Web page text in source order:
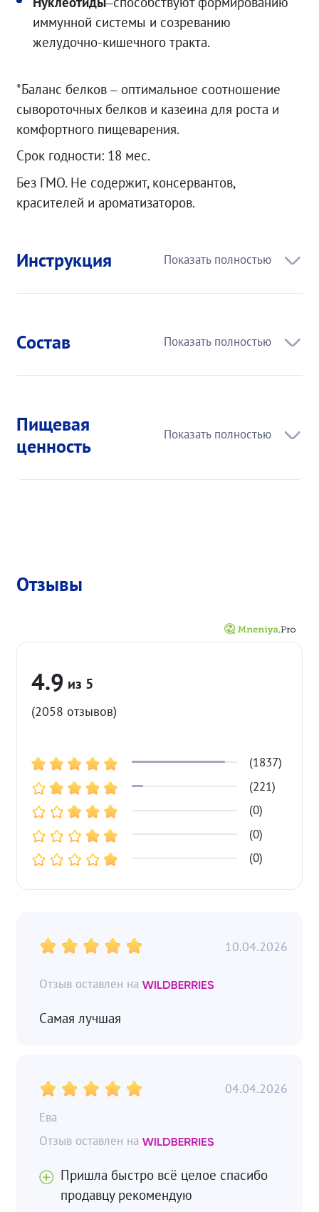
иммунной системы и созреванию
желудочно-кишечного тракта.
*Баланс белков – оптимальное соотношение
сывороточных белков и казеина для роста и
комфортного пищеварения.
Срок годности: 18 мес.
Без ГМО. Не содержит, консервантов,
красителей и ароматизаторов.
Инструкция
Состав
Пищевая
ценность
Отзывы
4.9
(2058 отзывов)
(1837)
(221)
(0)
(0)
(0)
10.04.2026
Самая лучшая
Ева
04.04.2026
Пришла быстро всё целое спасибо
продавцу рекомендую